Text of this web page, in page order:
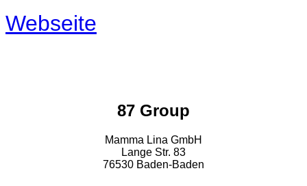
Webseite
87 Group
Mamma Lina GmbH
Lange Str. 83
76530 Baden-Baden